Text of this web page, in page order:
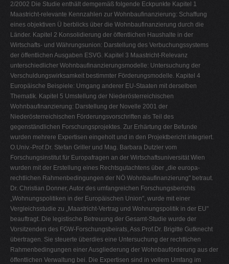
2/2002 Die Studie enthält demgemäß folgende Eckpunkte Kapitel 1
Maastricht-relevante Kennzahlen zur Wohnbaufinanzierung: Schaffung
eines objektiven Ü berblicks über die Wohnbaufinanzierung durch die
Länder. Kapitel 2 Konsolidierung der öffentlichen Haushalte in der
Wirtschafts- und Währungsunion: Darstellung des Verbuchungssystems
der öffentlichen Ausgaben ESVG. Kapitel 3 Maastricht-Relevanz
unterschiedlicher Wohnbaufinanzierungsmodelle: Untersuchung der
Verschuldungswirksamkeit bestimmter Förderungsmodelle. Kapitel 4
Europäische Beispiele: Umgang anderer EU-Staaten mit derselben
Thematik. Kapitel 5 Umstellung der Niederösterreichischen
Wohnbaufinanzierung: Darstellung der Novelle 2001 der
Niederösterreichischen Förderungsvorschriften als Teil des
gegenständlichen Forschungsprojektes. Zur Erhärtung der Befunde
wurden mehrere Expertisen eingeholt und in den Projektbericht integriert.
O.Univ.-Prof.Dr. Stefan Griller und Mag. Barbara Dutzler vom
Forschungsinstitut für Europafragen an der Wirtschaftsuniversität Wien
wurden mit der Erstellung eines Rechtsgutachtens über „die europa-
rechtlichen Rahmenbedingungen der NÖ Wohnbaufinanzierung" betraut.
Dr. Christian Donner, Autor des umfangreichen Forschungsberichts
„Wohnungspolitiken in der Europäischen Union", wurde mit einer
Vergleichsstudie zu „Maastricht-Vertrag und Wohnungspolitik in der EU"
beauftragt. Die legistische Betreuung der Gesamt-Studie wurde der
Vorsitzenden des FGW-Forschungsbeirats, Ass.Prof.Dr. Brigitte Gutknecht
übertragen. Sie steuerte überdies eine Untersuchung der rechtlichen
Rahmenbedingungen einer Ausgliederung der Wohnbauförderung aus der
öffentlichen Verwaltung bei. Die Expertisen sind in vollem Umfang im